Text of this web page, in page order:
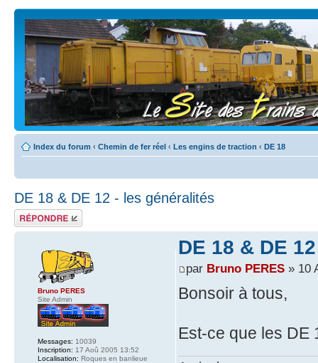
Index du forum ‹ Chemin de fer réel ‹ Les engins de traction ‹ DE 18
DE 18 & DE 12 - les généralités
Répondre
DE 18 & DE
par Bruno PERES» 10
Bonsoir à tous,
Est-ce que les DE
Bruno PERES
Site Admin
Messages: 10039
Inscription: 17 Aoû 2005 13:52
Localisation: Roques en banlieue